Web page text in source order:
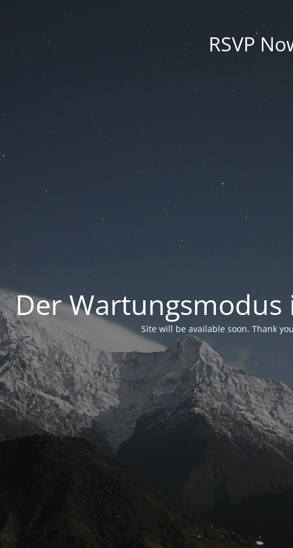
RSVP
Der Wartungsmodus
Site will be available soon. Thank